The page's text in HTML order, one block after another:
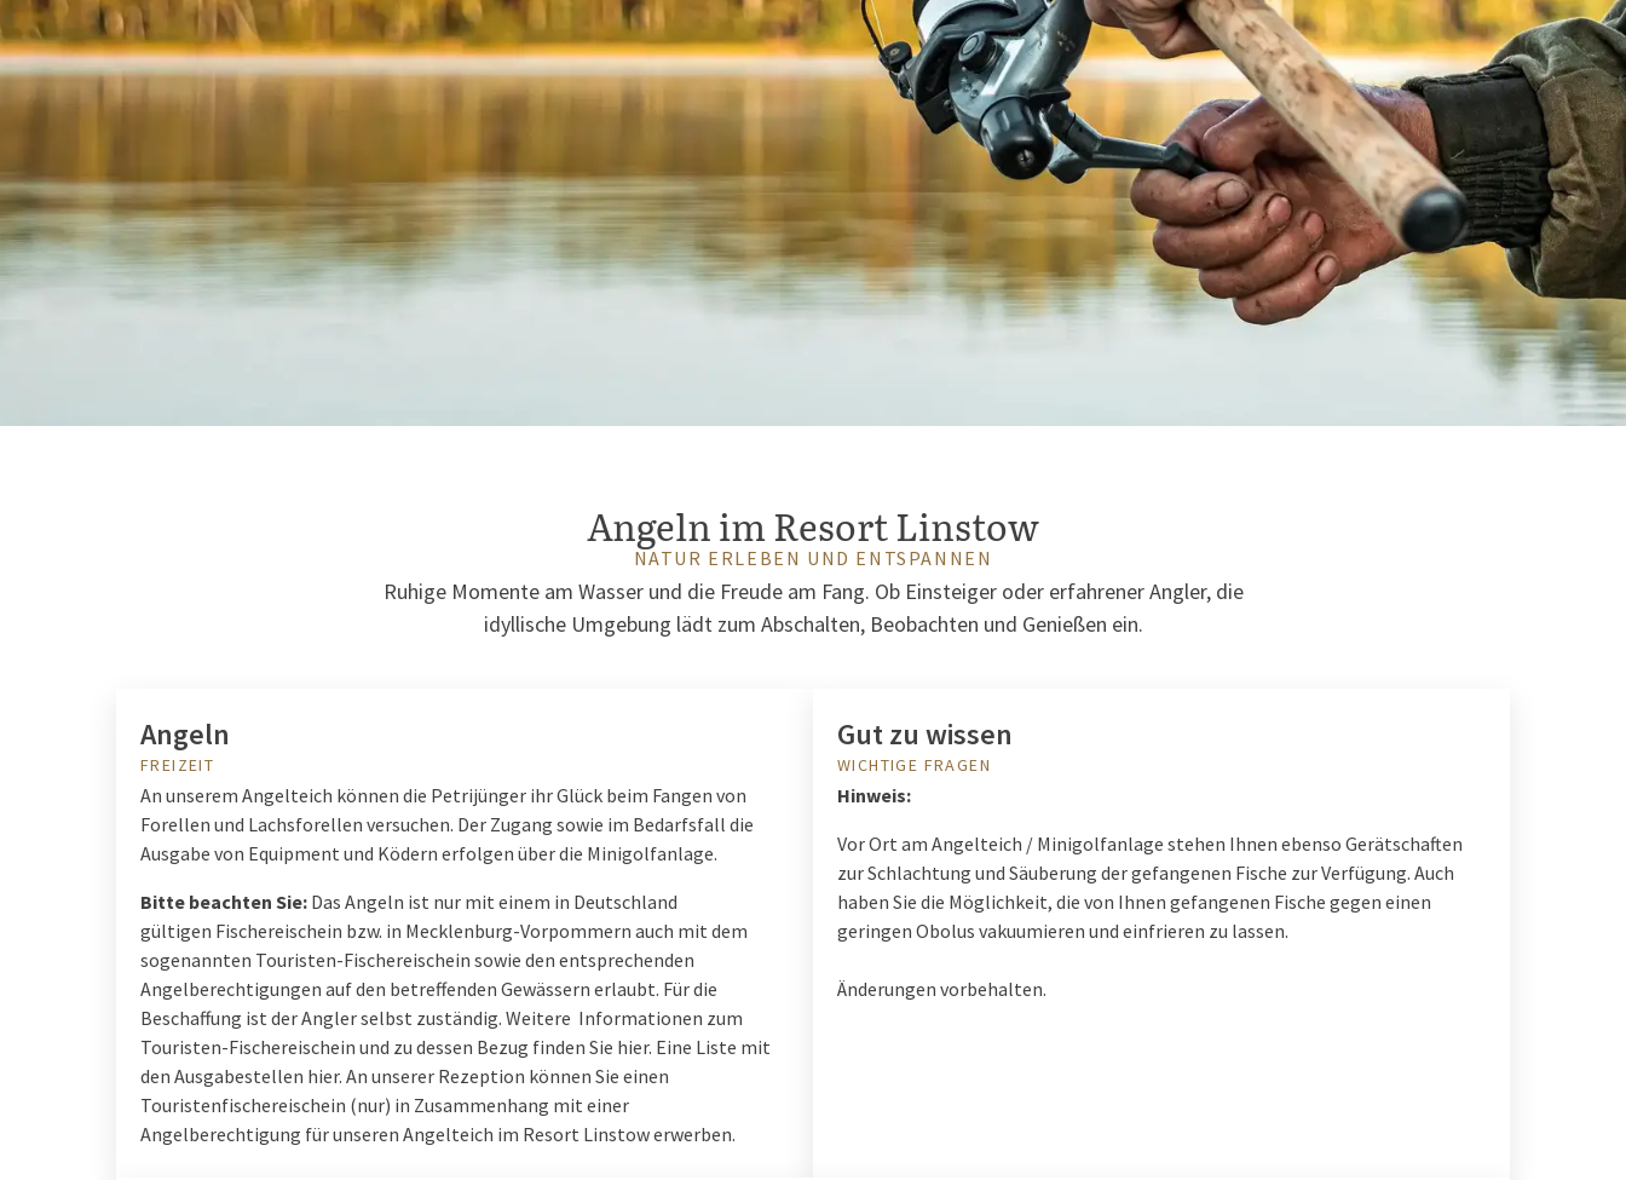
Angeln im Resort Linstow
NATUR ERLEBEN UND ENTSPANNEN
Ruhige Momente am Wasser und die Freude am Fang. Ob Einsteiger oder erfahrener Angler, die
idyllische Umgebung lädt zum Abschalten, Beobachten und Genießen ein.
Angeln
FREIZEIT
An unserem Angelteich können die Petrijünger ihr Glück beim Fangen von
Forellen und Lachsforellen versuchen. Der Zugang sowie im Bedarfsfall die
Ausgabe von Equipment und Ködern erfolgen über die Minigolfanlage.
Bitte beachten Sie: Das Angeln ist nur mit einem in Deutschland
gültigen Fischereischein bzw. in Mecklenburg-Vorpommern auch mit dem
sogenannten Touristen-Fischereischein sowie den entsprechenden
Angelberechtigungen auf den betreffenden Gewässern erlaubt. Für die
Beschaffung ist der Angler selbst zuständig. Weitere Informationen zum
Touristen-Fischereischein und zu dessen Bezug finden Sie hier. Eine Liste mit
den Ausgabestellen hier. An unserer Rezeption können Sie einen
Touristenfischereischein (nur) in Zusammenhang mit einer
Angelberechtigung für unseren Angelteich im Resort Linstow erwerben.
Gut zu wissen
WICHTIGE FRAGEN
Hinweis:
Vor Ort am Angelteich / Minigolfanlage stehen Ihnen ebenso Gerätschaften
zur Schlachtung und Säuberung der gefangenen Fische zur Verfügung. Auch
haben Sie die Möglichkeit, die von Ihnen gefangenen Fische gegen einen
geringen Obolus vakuumieren und einfrieren zu lassen.
Änderungen vorbehalten.